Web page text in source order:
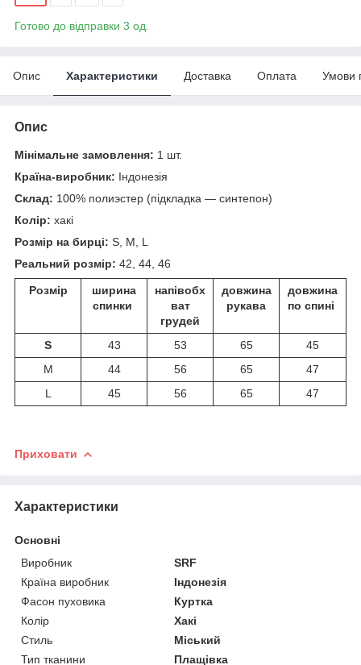
Готово до відправки 3 од.
Опис Характеристики Доставка Оплата Умови
Опис
Мінімальне замовлення: 1 шт.
Країна-виробник: Індонезія
Склад: 100% полиэстер (підкладка — синтепон)
Колір: хакі
Розмір на бирці: S, M, L
Реальний розмір: 42, 44, 46
Розмір
ширина
спинки
напівобх
ват
грудей
довжина
рукава
довжина
по спині
S 43 53 65
45
M
44 56 65
47
L
45 56 65 47
Приховати
Характеристики
Основні
Виробник
SRF
Країна виробник
Індонезія
Фасон пуховика
Куртка
Колір
Хакі
Стиль
Міський
Тип тканини
Плащівка